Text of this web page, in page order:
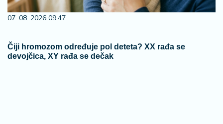
07. 08. 2026 09:47
Čiji hromozom određuje pol deteta? XX rađa se
devojčica, XY rađa se dečak